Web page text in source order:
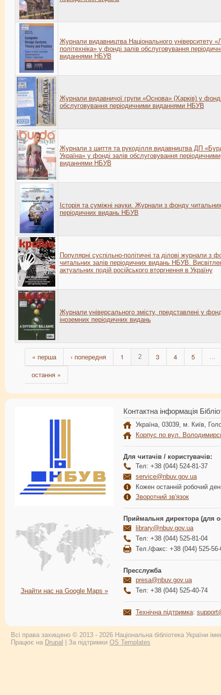
Журнали видавництва Національного університету
політехніка» у фонді залів обслуговування
виданнями НБУВ
Журнали видавничої групи «Основа» (Харків) у
обслуговування періодичними виданнями НБУВ
Журнали з шиття та рукоділля видавництва ДП
Україна» у фонді залів обслуговування періодичними
виданнями НБУВ
Історія та суміжні науки. Журнали з фонду
періодичних видань НБУВ
Популярні суспільно-політичні та ділові журнали з
читальних залів періодичних видань НБУВ.
актуальних подій російського вторгнення в Україну
Журнали універсального змісту, представлені у
іноземних періодичних видань
« перша ‹ попередня 1 2 3 4 5
остання »
Знайти нас на Google Maps »
Контактна інформація
Україна, 03039, м. Київ,
Корпус по вул.
Для читачів / користувачів:
Тел: +38 (044) 524-81-37
service@nbuv.gov.ua
Кожен останній робочий
Зворотний зв'язок
Приймальня директора (для
library@nbuv.gov.ua
Тел: +38 (044) 525-81-04
Тел./факс: +38 (044) 525-56-
Пресслужба
presa@nbuv.gov.ua
Тел: +38 (044) 525-40-74
Технічна підтримка:
Всі права захищено © 2013 - 2026 Національна бібліотека України
Працює на Drupal | За підтримки OS Templates